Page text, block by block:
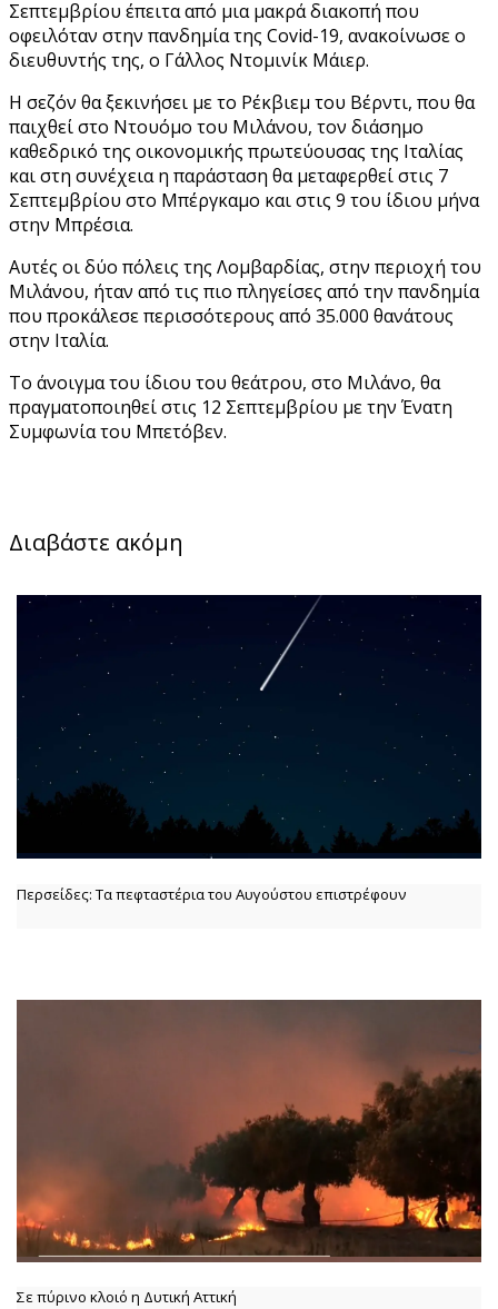
Σεπτεμβρίου έπειτα από μια μακρά διακοπή που
οφειλόταν στην πανδημία της Covid-19, ανακοίνωσε ο
διευθυντής της, ο Γάλλος Ντομινίκ Μάιερ.
Η σεζόν θα ξεκινήσει με το Ρέκβιεμ του Βέρντι, που θα
παιχθεί στο Ντουόμο του Μιλάνου, τον διάσημο
καθεδρικό της οικονομικής πρωτεύουσας της Ιταλίας
και στη συνέχεια η παράσταση θα μεταφερθεί στις 7
Σεπτεμβρίου στο Μπέργκαμο και στις 9 του ίδιου μήνα
στην Μπρέσια.
Αυτές οι δύο πόλεις της Λομβαρδίας, στην περιοχή του
Μιλάνου, ήταν από τις πιο πληγείσες από την πανδημία
που προκάλεσε περισσότερους από 35.000 θανάτους
στην Ιταλία.
Tο άνοιγμα του ίδιου του θεάτρου, στο Μιλάνο, θα
πραγματοποιηθεί στις 12 Σεπτεμβρίου με την Ένατη
Συμφωνία του Μπετόβεν.
Διαβάστε ακόμη
Περσείδες: Τα πεφταστέρια του Αυγούστου επιστρέφουν
Σε πύρινο κλοιό η Δυτική Αττική